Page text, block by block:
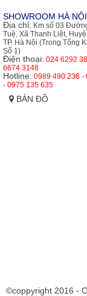
SHOWROOM HÀ NỘI
Địa chỉ: Km số 03
Tuệ, Xã Thanh Liệt,
TP. Hà Nội (Trong Tổng
Số 1)
Điện thoại: 024 6292
6674 3148
Hotline: 0989 490 236 -
- 0975 135 635
BẢN ĐỒ
©coppyright 2016 -